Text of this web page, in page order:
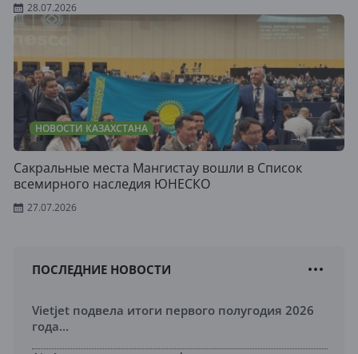
28.07.2026
НОВОСТИ КАЗАХСТАНА
Сакральные места Мангистау вошли в Список
всемирного наследия ЮНЕСКО
27.07.2026
ПОСЛЕДНИЕ НОВОСТИ
Vietjet подвела итоги первого полугодия 2026
года...